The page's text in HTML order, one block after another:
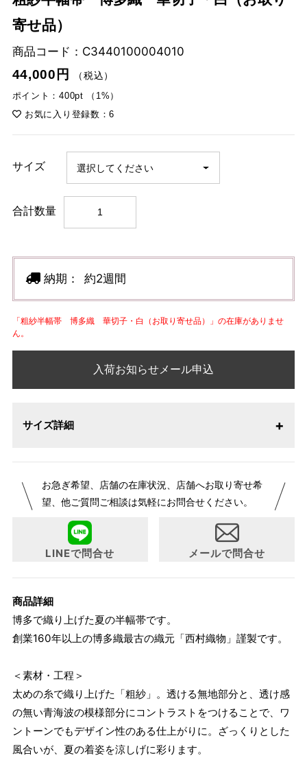
寄せ品）
商品コード： C3440100004010
44,000円
（税込）
ポイント：400pt （1%）
お気に入り登録数：6
サイズ
合計数量
納期： 約2週間
「粗紗半幅帯 博多織 華切子・白（お取り寄せ品）」の在庫がありませ
ん。
入荷お知らせメール申込
サイズ詳細
お急ぎ希望、店舗の在庫状況、店舗へお取り寄せ希
望、他ご質問ご相談は気軽にお問合せください。
LINEで問合せ メールで問合せ
商品詳細
博多で織り上げた夏の半幅帯です。
創業160年以上の博多織最古の織元「西村織物」謹製です。
＜素材・工程＞
太めの糸で織り上げた「粗紗」。透ける無地部分と、透け感
の無い青海波の模様部分にコントラストをつけることで、ワ
ントーンでもデザイン性のある仕上がりに。ざっくりとした
風合いが、夏の着姿を涼しげに彩ります。